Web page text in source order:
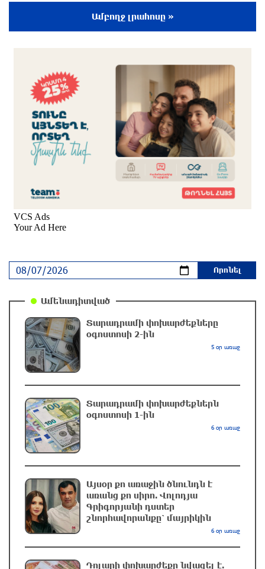
փոփոխություն տեղի կունենա
Հայաստանի հավաքականի նախկին մարզիչը
կգլխավորի Ղազախստանի հավաքականը
2 ժամ առաջ
ԱԱԾ-ն զեկույց է ներկայացրել
2 ժամ առաջ
ընտրություններում
Թուրքական ապրանքանիշը դադարեցնում է
Դանակահարություն՝ Մասիսի
գազալցակայաններից մեկի մոտ. կասկածյալը
ձերբակալվել է
43 րոպե առաջ
Սև ծովում բեռնափոխադրումների արժեքը
կտրուկ աճել է․ ինչ ազդեցություն կունենա
այն Հայաստանի վրա
Բելառուսում պակասում է ԽՍՀՄ
ժամանակների կառավարման համակարգը․
Լուկաշենկո
11 րոպե առաջ
Հայ ուշուիստները մեդալներ են նվաճել
Ամբողջ լրահոսը »
Ամենադիտված
Տարադրամի փոխարժեքները
օգոստոսի 2-ին
5 օր առաջ
Տարադրամի փոխարժեքներն
օգոստոսի 1-ին
6 օր առաջ
Այսօր քո առաջին ծնունդն է
առանց քո սիրո. Վոլոդյա
Գրիգորյանի դստեր
շնորհավորանքը՝ մայրիկին
6 օր առաջ
Դոլարի փոխարժեքը նվազել է.